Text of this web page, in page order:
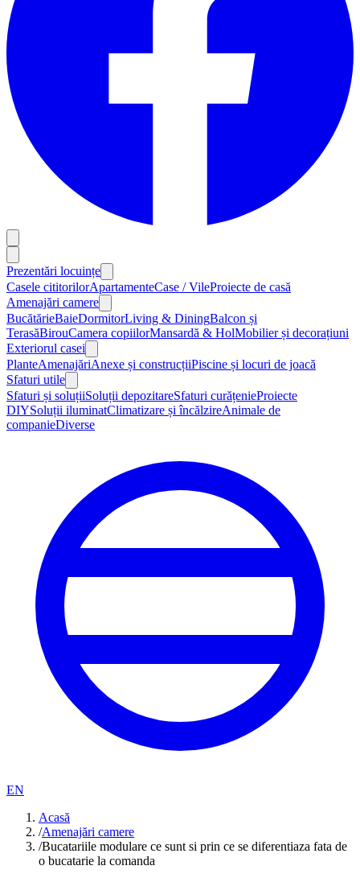
Prezentări locuințe
Casele cititorilorApartamenteCase / VileProiecte de casă
Amenajări camere
BucătărieBaieDormitorLiving & DiningBalcon și
TerasăBirouCamera copiilorMansardă & HolMobilier și decorațiuni
Exteriorul casei
PlanteAmenajăriAnexe și construcțiiPiscine și locuri de joacă
Sfaturi utile
Sfaturi și soluțiiSoluții depozitareSfaturi curățenieProiecte
DIYSoluții iluminatClimatizare și încălzireAnimale de
companieDiverse
EN
Acasă
/Amenajări camere
/Bucatariile modulare ce sunt si prin ce se diferentiaza fata de
o bucatarie la comanda